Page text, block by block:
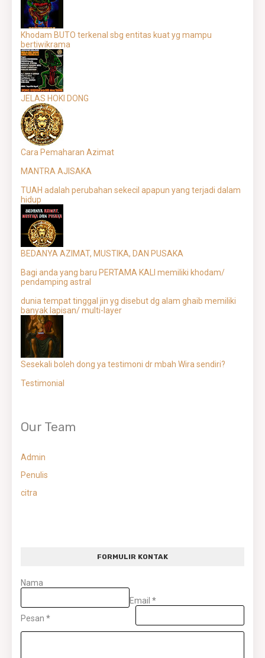
Khodam BUTO terkenal sbg entitas kuat yg mampu
bertiwikrama
JELAS HOKI DONG
Cara Pemaharan Azimat
MANTRA AJISAKA
TUAH adalah perubahan sekecil apapun yang terjadi dalam
hidup
BEDANYA AZIMAT, MUSTIKA, DAN PUSAKA
Bagi anda yang baru PERTAMA KALI memiliki khodam/
pendamping astral
dunia tempat tinggal jin yg disebut dg alam ghaib memiliki
banyak lapisan/ multi-layer
Sesekali boleh dong ya testimoni dr mbah Wira sendiri?
Testimonial
Our Team
Admin
Penulis
citra
FORMULIR KONTAK
Nama
Email *
Pesan *